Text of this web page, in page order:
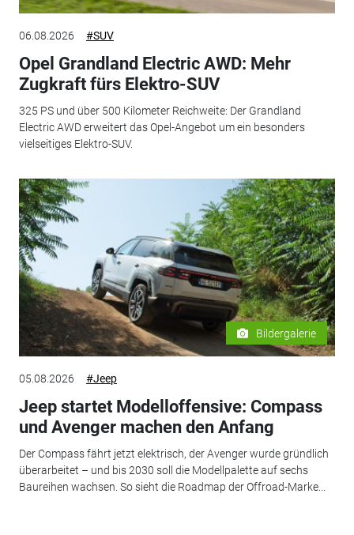
06.08.2026 #SUV
Opel Grandland Electric AWD: Mehr
Zugkraft fürs Elektro-SUV
325 PS und über 500 Kilometer Reichweite: Der Grandland
Electric AWD erweitert das Opel-Angebot um ein besonders
vielseitiges Elektro-SUV.
Bildergalerie
05.08.2026 #Jeep
Jeep startet Modelloffensive: Compass
und Avenger machen den Anfang
Der Compass fährt jetzt elektrisch, der Avenger wurde gründlich
überarbeitet – und bis 2030 soll die Modellpalette auf sechs
Baureihen wachsen. So sieht die Roadmap der Offroad-Marke...